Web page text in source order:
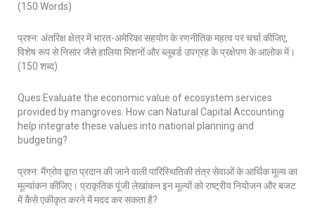
(150 Words)
प्रश्न: अंतरिक्ष क्षेत्र में भारत-अमेरिका सहयोग के रणनीतिक महत्व पर चर्चा कीजिए,
विशेष रूप से निसार जैसे हालिया मिशनों और ब्लूबर्ड उपग्रह के प्रक्षेपण के आलोक में।
(150 शब्द)
Ques:Evaluate the economic value of ecosystem services
provided by mangroves. How can Natural Capital Accounting
help integrate these values into national planning and
budgeting?
प्रश्न: मैंग्रोव द्वारा प्रदान की जाने वाली पारिस्थितिकी तंत्र सेवाओं के आर्थिक मूल्य का
मूल्यांकन कीजिए। प्राकृतिक पूंजी लेखांकन इन मूल्यों को राष्ट्रीय नियोजन और बजट
में कैसे एकीकृत करने में मदद कर सकता है?